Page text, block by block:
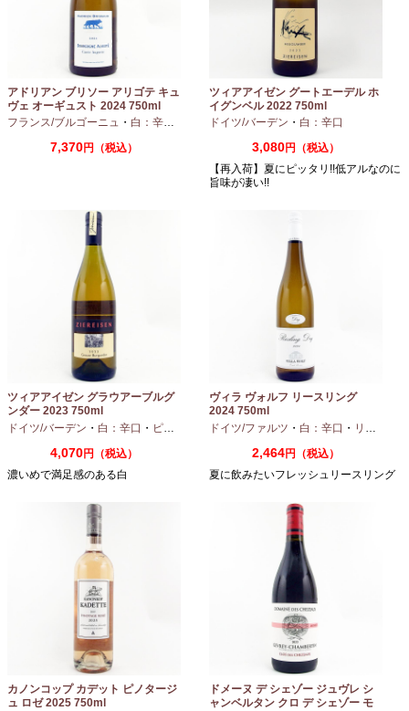
アドリアン ブリソー アリゴテ キュ
ヴェ オーギュスト 2024 750ml
フランス/ブルゴーニュ ・ 白：辛口 アリゴテ
7,370円（税込）
ツィアアイゼン グートエーデル ホ
イグンベル 2022 750ml
ドイツ/バーデン ・ 白：辛口
3,080円（税込）
【再入荷】夏にピッタリ!!低アルなのに
旨味が凄い!!
ツィアアイゼン グラウアーブルグ
ンダー 2023 750ml
ドイツ/バーデン ・ 白：辛口 ・ ピノグリ
4,070円（税込）
濃いめで満足感のある白
ヴィラ ヴォルフ リースリング
2024 750ml
ドイツ/ファルツ ・ 白：辛口 ・ リースリング
2,464円（税込）
夏に飲みたいフレッシュリースリング
カノンコップ カデット ピノタージ
ュ ロゼ 2025 750ml
ドメーヌ デ シェゾー ジュヴレ シ
ャンベルタン クロ デ シェゾー モ